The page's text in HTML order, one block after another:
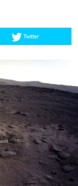
Twitter